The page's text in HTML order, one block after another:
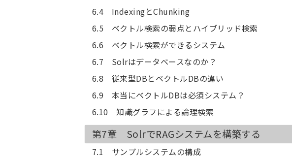
6.4 IndexingとChunking
6.5 ベクトル検索の弱点とハイブリッド検索
6.6 ベクトル検索ができるシステム
6.7 Solrはデータベースなのか？
6.8 従来型DBとベクトルDBの違い
6.9 本当にベクトルDBは必須システム？
6.10 知識グラフによる論理検索
第7章 SolrでRAGシステムを構築する
7.1 サンプルシステムの構成